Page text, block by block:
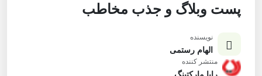
پست وبلاگ و جذب مخاطب
نویسنده
الهام رستمی
منتشر کننده